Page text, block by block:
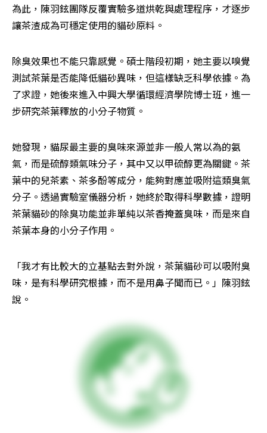
為此，陳羽鉉團隊反覆實驗多道烘乾與處理程序，才逐步
讓茶渣成為可穩定使用的貓砂原料。
除臭效果也不能只靠感覺。碩士階段初期，她主要以嗅覺
測試茶葉是否能降低貓砂異味，但這樣缺乏科學依據。為
了求證，她後來進入中興大學循環經濟學院博士班，進一
步研究茶葉釋放的小分子物質。
她發現，貓尿最主要的臭味來源並非一般人常以為的氨
氣，而是硫醇類氣味分子，其中又以甲硫醇更為關鍵。茶
葉中的兒茶素、茶多酚等成分，能夠對應並吸附這類臭氣
分子。透過實驗室儀器分析，她終於取得科學數據，證明
茶葉貓砂的除臭功能並非單純以茶香掩蓋臭味，而是來自
茶葉本身的小分子作用。
「我才有比較大的立基點去對外說，茶葉貓砂可以吸附臭
味，是有科學研究根據，而不是用鼻子聞而已。」陳羽鉉
說。